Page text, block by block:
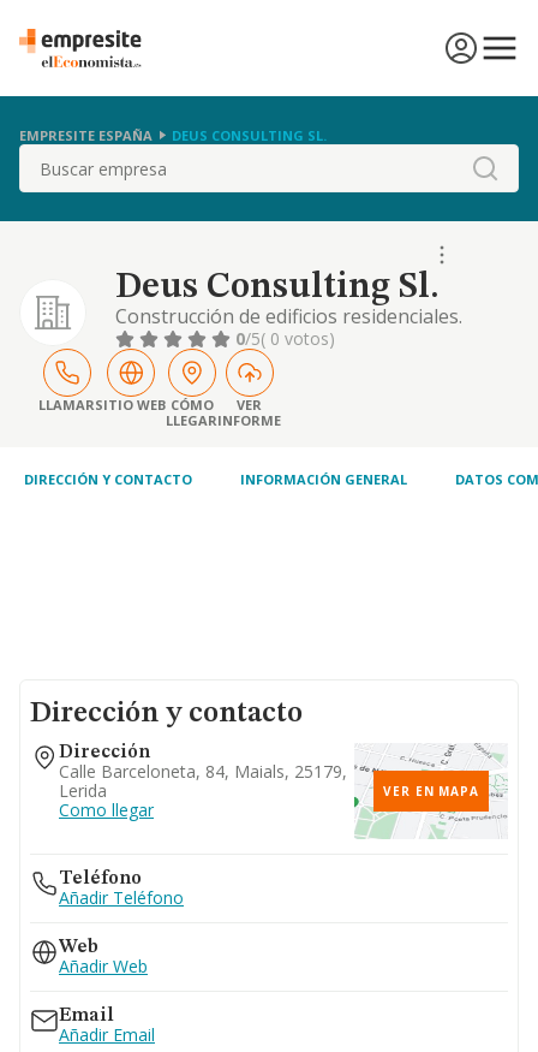
EMPRESITE ESPAÑA DEUS CONSULTING SL.
Buscar
Deus Consulting Sl.
Construcción de edificios residenciales.
reparación y mantenimiento de vehículos de
motor. actividades de intermediación para
reparación y mantenimiento de
ordenadores, artículos personales y-enseres
domésticos y vehículos de motor y
actividades de intermediari
0/5( 0 votos)
LLAMARSITIO WEB CÓMO
LLEGAR
VER
INFORME
DIRECCIÓN Y CONTACTO INFORMACIÓN GENERAL DATOS
Dirección y contacto
Dirección
Calle Barceloneta, 84, Maials, 25179,
Lerida
Como llegar
VER EN MAPA
Teléfono
Añadir Teléfono
Web
Añadir Web
Email
Añadir Email